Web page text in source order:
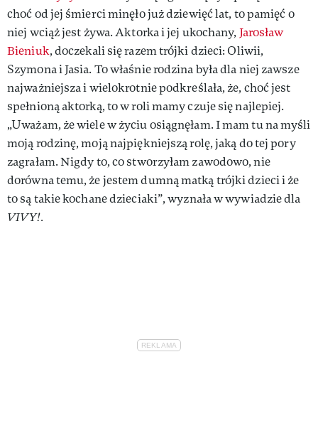
choć od jej śmierci minęło już dziewięć lat, to pamięć o
niej wciąż jest żywa. Aktorka i jej ukochany, Jarosław
Bieniuk, doczekali się razem trójki dzieci: Oliwii,
Szymona i Jasia. To właśnie rodzina była dla niej zawsze
najważniejsza i wielokrotnie podkreślała, że, choć jest
spełnioną aktorką, to w roli mamy czuje się najlepiej.
„Uważam, że wiele w życiu osiągnęłam. I mam tu na myśli
moją rodzinę, moją najpiękniejszą rolę, jaką do tej pory
zagrałam. Nigdy to, co stworzyłam zawodowo, nie
dorówna temu, że jestem dumną matką trójki dzieci i że
to są takie kochane dzieciaki”, wyznała w wywiadzie dla
VIVY!.